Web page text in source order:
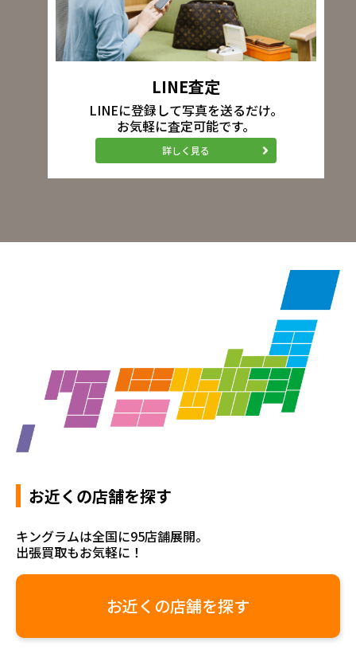
LINE査定
LINEに登録して写真を送るだけ。
お気軽に査定可能です。
詳しく見る
お近くの店舗を探す
キングラムは全国に95店舗展開。
出張買取もお気軽に！
お近くの店舗を探す